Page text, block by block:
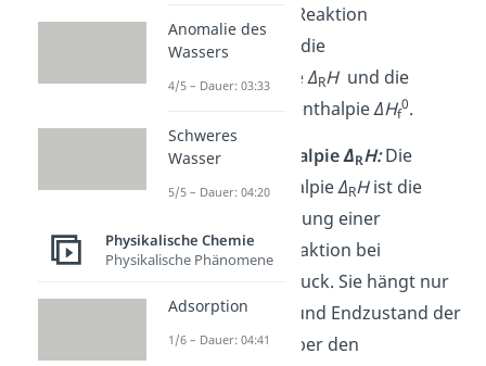
einer chemischen Reaktion
ausschlaggebend: die
ReaktionsenthalpieΔRHund die
StandardbildungsenthalpieΔHf
0.
ReaktionsenthalpieΔRH:Die
ReaktionsenthalpieΔRHist die
Enthalpieänderung einer
chemischen Reaktion bei
konstantem Druck. Sie hängt nur
vom Anfangs- und Endzustand der
Reaktion ab. Über den
Anomalie des
Wassers
4/5 – Dauer: 03:33
Schweres
Wasser
5/5 – Dauer: 04:20
Physikalische Chemie
Physikalische Phänomene
Adsorption
1/6 – Dauer: 04:41